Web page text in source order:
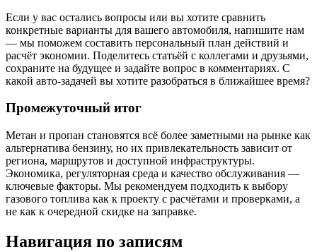
Если у вас остались вопросы или вы хотите сравнить
конкретные варианты для вашего автомобиля, напишите нам
— мы поможем составить персональный план действий и
расчёт экономии. Поделитесь статьёй с коллегами и друзьями,
сохраните на будущее и задайте вопрос в комментариях. С
какой авто‑задачей вы хотите разобраться в ближайшее время?
Промежуточный итог
Метан и пропан становятся всё более заметными на рынке как
альтернатива бензину, но их привлекательность зависит от
региона, маршрутов и доступной инфраструктуры.
Экономика, регуляторная среда и качество обслуживания —
ключевые факторы. Мы рекомендуем подходить к выбору
газового топлива как к проекту с расчётами и проверками, а
не как к очередной скидке на заправке.
Навигация по записям